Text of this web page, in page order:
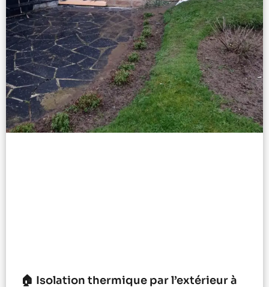
🏠 Isolation thermique par l’extérieur à